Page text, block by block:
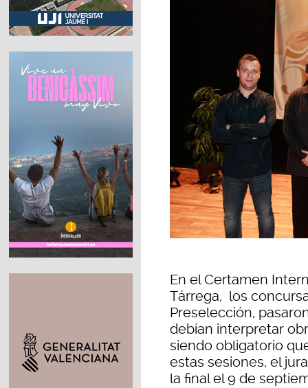
En el Certamen
Tárrega, los
Preselección,
debían interpretar
siendo obligatorio
estas sesiones, el
la final el 9 de